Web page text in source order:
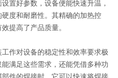
置好参数，设备便能快速升温，
度和耐磨性。其精确的加热控
提高了产品质量。
作对设备的稳定性和效率要求极
满足这些需求，还能凭借多种功